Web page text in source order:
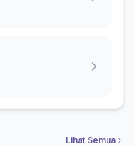
Lihat Semua